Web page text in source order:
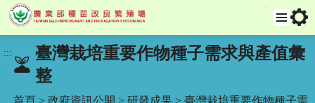
到
選
單
工
具
:::
:::
臺灣栽培重要作物種子需求與產值彙
整
首頁 > 政府資訊公開 > 研發成果 > 臺灣栽培重要作物種子需